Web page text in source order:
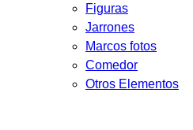
Figuras
Jarrones
Marcos fotos
Comedor
Otros Elementos